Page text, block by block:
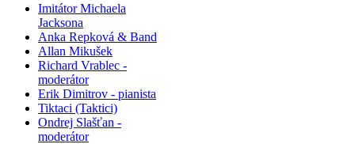
Imitátor Michaela
Jacksona
Anka Repková & Band
Allan Mikušek
Richard Vrablec -
moderátor
Erik Dimitrov - pianista
Tiktaci (Taktici)
Ondrej Slašťan -
moderátor